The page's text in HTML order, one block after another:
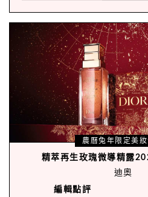
農曆兔年限定美
精萃再生玫瑰微導精露
迪奧
編輯點評